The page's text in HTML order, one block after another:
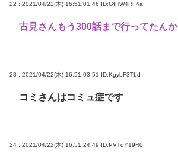
22 : 2021/04/22(木) 16:51:01.46 ID:GfHW4RF4a
古見さんもう300話まで行ってたんか
23 : 2021/04/22(木) 16:51:03.51 ID:KgybF3TLd
コミさんはコミュ症です
24 : 2021/04/22(木) 16:51:24.49 ID:PVTdY19R0